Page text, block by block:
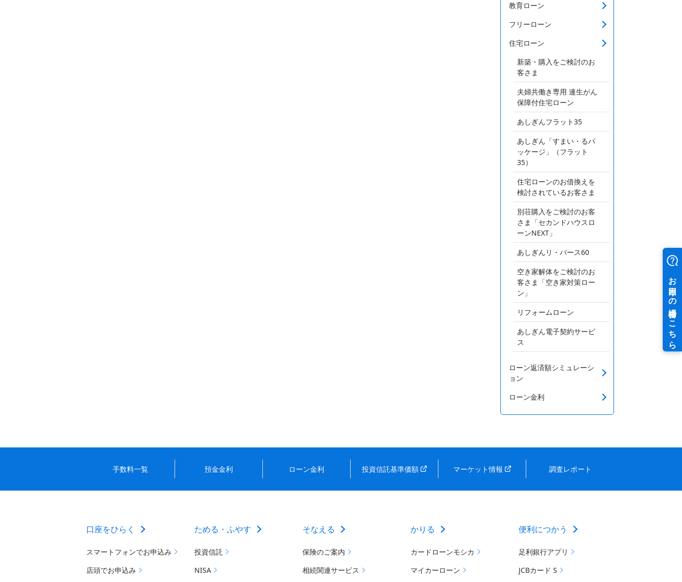
教育ローン
フリーローン
住宅ローン
新築・購入をご検討のお
客さま
夫婦共働き専用 連生がん
保障付住宅ローン
あしぎんフラット35
あしぎん「すまい・るパ
ッケージ」（フラット
35）
住宅ローンのお借換えを
検討されているお客さま
別荘購入をご検討のお客
さま「セカンドハウスロ
ーンNEXT」
あしぎんリ・バース60
空き家解体をご検討のお
客さま「空き家対策ロー
ン」
リフォームローン
あしぎん電子契約サービ
ス
ローン返済額シミュレーシ
ョン
ローン金利
手数料一覧 預金金利 ローン金利 投資信託基準価額 マーケット情報 調査レポート
口座をひらく
スマートフォンでお申込み
店頭でお申込み
ためる・ふやす
投資信託
NISA
そなえる
保険のご案内
相続関連サービス
かりる
カードローンモシカ
マイカーローン
便利につかう
足利銀行アプリ
JCBカード S